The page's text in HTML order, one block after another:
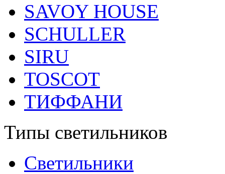
SAVOY HOUSE
SCHULLER
SIRU
TOSCOT
ТИФФАНИ
Типы светильников
Светильники